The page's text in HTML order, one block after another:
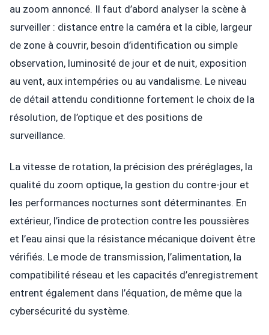
au zoom annoncé. Il faut d’abord analyser la scène à
surveiller : distance entre la caméra et la cible, largeur
de zone à couvrir, besoin d’identification ou simple
observation, luminosité de jour et de nuit, exposition
au vent, aux intempéries ou au vandalisme. Le niveau
de détail attendu conditionne fortement le choix de la
résolution, de l’optique et des positions de
surveillance.
La vitesse de rotation, la précision des préréglages, la
qualité du zoom optique, la gestion du contre-jour et
les performances nocturnes sont déterminantes. En
extérieur, l’indice de protection contre les poussières
et l’eau ainsi que la résistance mécanique doivent être
vérifiés. Le mode de transmission, l’alimentation, la
compatibilité réseau et les capacités d’enregistrement
entrent également dans l’équation, de même que la
cybersécurité du système.